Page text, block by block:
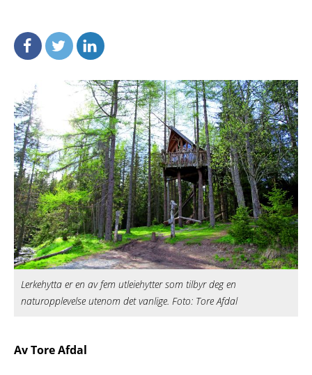
Lerkehytta er en av fem utleiehytter som tilbyr deg en
naturopplevelse utenom det vanlige. Foto: Tore Afdal
Av Tore Afdal